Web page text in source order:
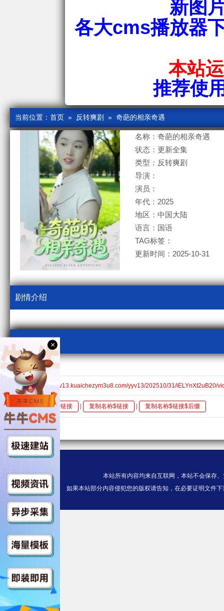
新图
各大cms播放器
本站
推荐使
当前位置： 首页 » 反转爽剧 » 奇葩的相亲奇遇
名称：奇葩的相亲奇遇
状态：更新全集
类型：反转爽剧
导演：
演员：
年代：2025
地区：中国大陆
语言：国语
TAG标签：
更新时间：2025-10-31
剧情介绍
kcm3u8
全集$https://v13.kuaichezym3u8.com/yyv13/202510/31/iELYnXt2uB20/
全选 复制链接 复制名称$链接 复制名称$链接$后缀
本站所有内容均来自互联网，本站不会保存
如果本站部分内容侵犯您的版权请告知，在必要证明文件
×